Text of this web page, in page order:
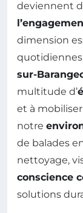
deviennent
dimension
sur-
multitude d’
et à
notre
de balades
nettoyage,
conscience
solutions